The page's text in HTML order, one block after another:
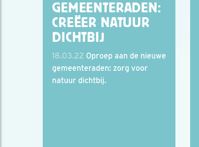
GEMEENTERADEN:
CREËER NATUUR
DICHTBIJ
18.03.22 Oproep aan de nieuwe
gemeenteraden: zorg voor
natuur dichtbij.